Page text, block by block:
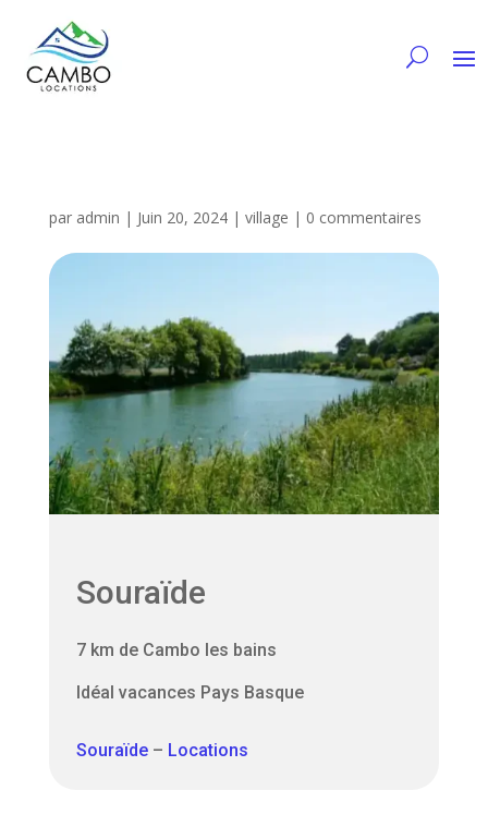
par admin | Juin 20, 2024| village | 0 commentaires
Souraïde
7 km de Cambo les bains
Idéal vacances Pays Basque
Souraïde– Locations